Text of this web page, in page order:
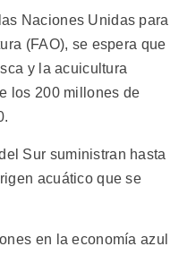
Naciones Unidas para
(FAO), se espera que
y la acuicultura
los 200 millones de
Sur suministran hasta
acuático que se
en la economía azul